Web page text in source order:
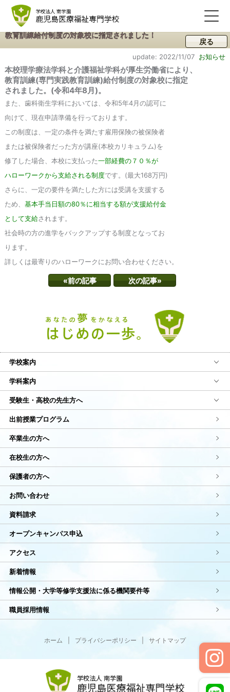
教育訓練給付制度の対象校に指定されました！
戻る
update: 2022/11/07 お知らせ
本校理学療法学科と介護福祉学科が厚生労働省により、
教育訓練(専門実践教育訓練)給付制度の対象校に指定
されました。(令和4年8月)。
また、歯科衛生学科においては、令和5年4月の認可に
向けて、現在申請準備を行っております。
この制度は、一定の条件を満たす雇用保険の被保険者
または被保険者だった方が講座(本校カリキュラム)を
修了した場合、本校に支払った一部経費の７０％が
ハローワークから支給される制度です。(最大168万円)
さらに、一定の要件を満たした方には受講を支援する
ため、 基本手当日額の80％に相当する額が支援給付金
として支給されます。
社会時の方の進学をバックアップする制度となってお
ります。
詳しくは最寄りのハローワークにお問い合わせください。
«前の記事 次の記事»
学校案内
学科案内
受験生・高校の先生方へ
出前授業プログラム
卒業生の方へ
在校生の方へ
保護者の方へ
お問い合わせ
資料請求
オープンキャンパス申込
アクセス
新着情報
情報公開・大学等修学支援法に係る機関要件等
職員採用情報
ホーム プライバシーポリシー サイトマップ